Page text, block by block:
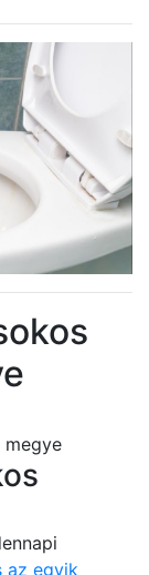
megye
az egyik